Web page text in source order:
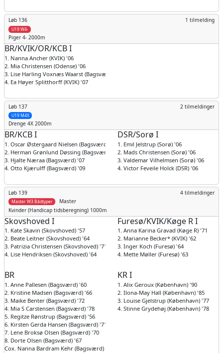
Løb 136 1 tilmelding
U19 W4-
Piger 4- 2000m
BR/KVIK/OR/KCB I
1. Nanna Ancher (KVIK) '06
2. Mia Christensen (Odense) '06
3. Lise Harling Voxnæs Waarst (Bagsværd) '07
4. Ea Høyer Splitthorff (KVIK) '07
Løb 137 2 tilmeldinger
U19 M4X
Drenge 4X 2000m
BR/KCB I
1. Oscar Østergaard Nielsen (Bagsværd) '09
2. Herman Grønlund Døssing (Bagsværd) '09
3. Hjalte Næraa (Bagsværd) '07
4. Otto Kjærulff (Bagsværd) '09
DSR/Sorø I
1. Emil Jelstrup (Sorø) '06
2. Mads Christensen (Sorø) '06
3. Valdemar Vilhelmsen (Sorø) '06
4. Victor Feveile Holck (DSR) '06
Løb 139
Master
4 tilmeldinger
Master W3 Bådtyper
Kvinder (Handicap tidsberegning) 1000m
Skovshoved I
1. Kate Skavin (Skovshoved) '57
2. Beate Leitner (Skovshoved) '64
3. Patrizia Christensen (Skovshoved) '71
4. Lise Hendriksen (Skovshoved) '64
Furesø/KVIK/Køge R I
1. Anna Karina Gravad (Køge R) '71
2. Marianne Becker* (KVIK) '62
3. Inger Koch (Furesø) '64
4. Mette Møller (Furesø) '63
BR
1. Anne Pallesen (Bagsværd) '60
2. Kristine Madsen (Bagsværd) '66
3. Maike Benter (Bagsværd) '72
4. Mia S Carstensen (Bagsværd) '78
5. Regitze Rønstrup (Bagsværd) '56
6. Kirsten Gerda Hansen (Bagsværd) '71
7. Lene Broksø Olsen (Bagsværd) '70
8. Dorte Olsen (Bagsværd) '67
Cox. Nanna Bardram Kehr (Bagsværd) '08
KR I
1. Alix Geroux (København) '90
2. Ilona-May Hall (København) '85
3. Louise Gjelstrup (København) '77
4. Stinne Grydehøj (København) '78